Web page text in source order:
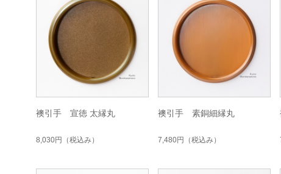
襖引手 宣徳 太縁丸
8,030円 （税込み）
襖引手 素銅細縁丸
7,480円 （税込み）